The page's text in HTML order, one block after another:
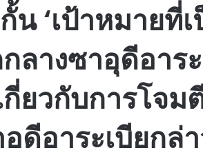
‘เป้าหมายที่เ
ลางซาอุดีอาร
ยวกับการโจม
ดีอาระเบียกล่